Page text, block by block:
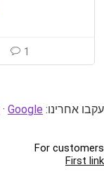
1
עקבו אחרינו: · Google
For customers
First link